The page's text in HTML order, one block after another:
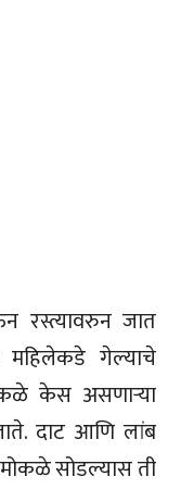
रस्त्यावरुन जात
महिलेकडे गेल्याचे
केस असणार्‍या
दाट आणि लांब
सोडल्यास ती